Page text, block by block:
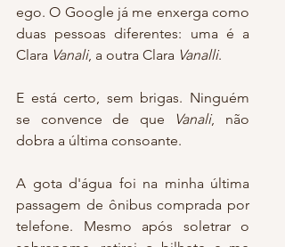
ego. O Google já me enxerga como
duas pessoas diferentes: uma é a
Clara Vanali, a outra Clara Vanalli.
E está certo, sem brigas. Ninguém
se convence de que Vanali, não
dobra a última consoante.
A gota d'água foi na minha última
passagem de ônibus comprada por
telefone. Mesmo após soletrar o